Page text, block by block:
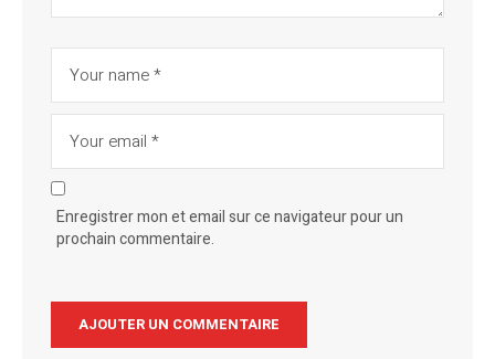
Enregistrer mon et email sur ce navigateur pour un
prochain commentaire.